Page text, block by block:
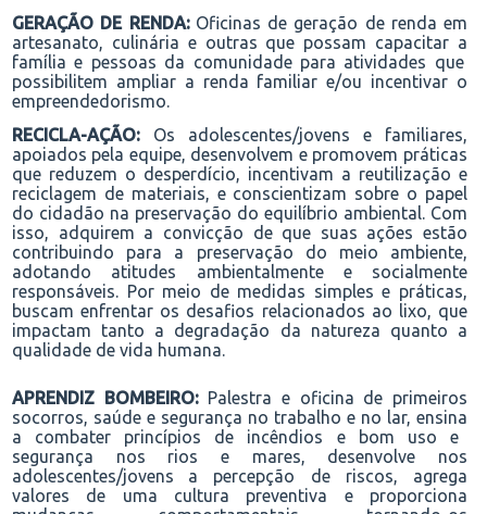
GERAÇÃO DE RENDA: Oficinas de geração de renda em
artesanato, culinária e outras que possam capacitar a
família e pessoas da comunidadepara atividades que
possibilitem ampliar a renda familiar e/ou incentivar o
empreendedorismo.
RECICLA-AÇÃO: Os adolescentes/jovens e familiares,
apoiados pela equipe, desenvolvem e promovem práticas
que reduzem o desperdício, incentivam a reutilização e
reciclagem de materiais, e conscientizam sobre o papel
do cidadão na preservação do equilíbrio ambiental. Com
isso, adquirem a convicção de que suas ações estão
contribuindo para a preservação do meio ambiente,
adotando atitudes ambientalmente e socialmente
responsáveis. Por meio de medidas simples e práticas,
buscam enfrentar os desafios relacionados ao lixo, que
impactam tanto a degradação da natureza quanto a
qualidade de vida humana.
APRENDIZ BOMBEIRO: Palestra e oficina de primeiros
socorros, saúde e segurança no trabalho e no lar, ensina
a combater princípios de incêndios e bom uso e
segurança nos rios e mares, desenvolve nos
adolescentes/jovens
a percepção de riscos, agrega
valores de uma cultura preventiva eproporciona